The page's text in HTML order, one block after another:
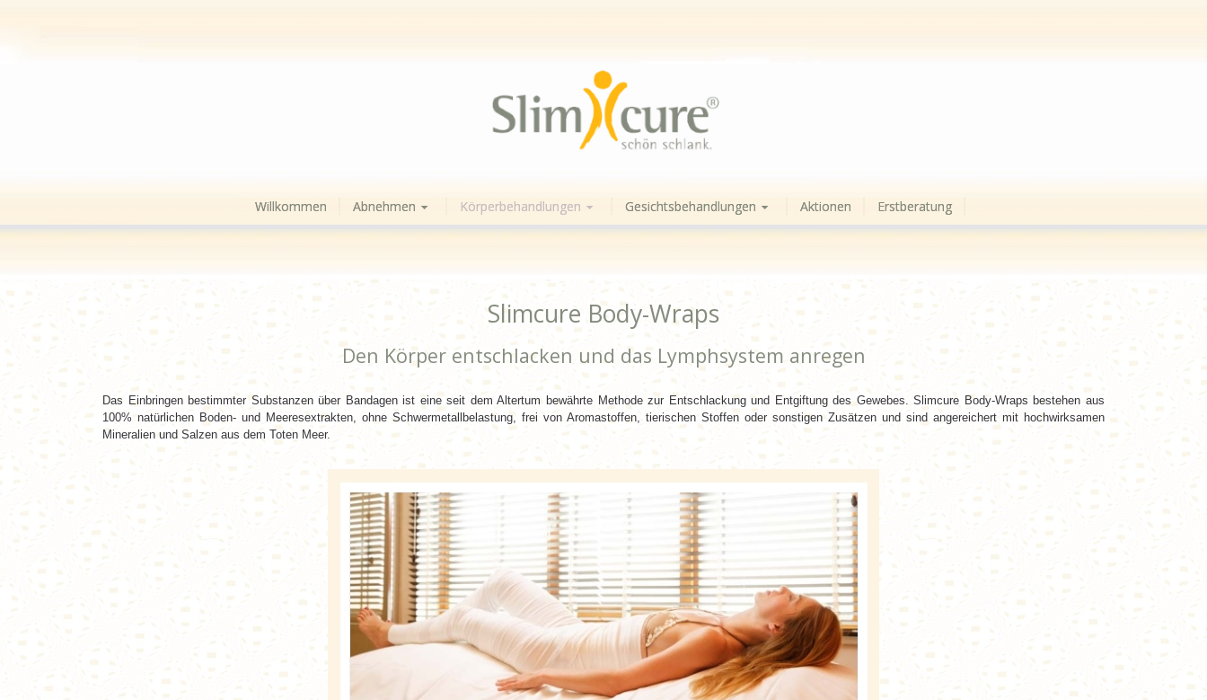
Willkommen Abnehmen Körperbehandlungen Gesichtsbehandlungen Aktionen Erstberatung
Slimcure Body-Wraps
Den Körper entschlacken und das Lymphsystem anregen
Das Einbringen bestimmter Substanzen über Bandagen ist eine seit dem Altertum bewährte Methode zur Entschlackung und Entgiftung des Gewebes. Slimcure Body-Wraps bestehen aus
100% natürlichen Boden- und Meeresextrakten, ohne Schwermetallbelastung, frei von Aromastoffen, tierischen Stoffen oder sonstigen Zusätzen und sind angereichert mit hochwirksamen
Mineralien und Salzen aus dem Toten Meer.